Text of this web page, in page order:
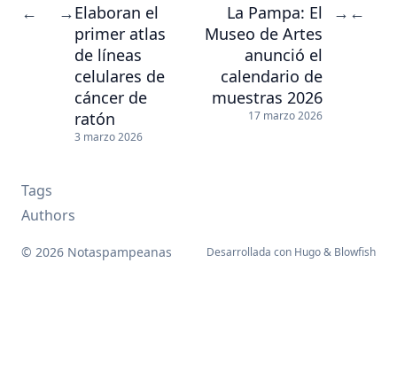
← →Elaboran el
primer atlas
de líneas
celulares de
cáncer de
ratón
3 marzo 2026
La Pampa: El
Museo de Artes
anunció el
calendario de
muestras 2026
17 marzo 2026
→ ←
Tags
Authors
© 2026 Notaspampeanas Desarrollada con Hugo& Blowfish